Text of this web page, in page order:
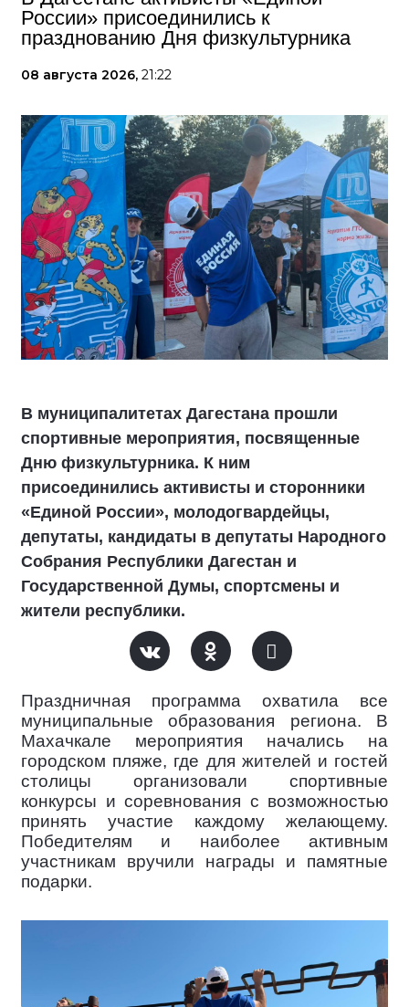
России» присоединились к
празднованию Дня физкультурника
08 августа 2026, 21:22
В муниципалитетах Дагестана прошли
спортивные мероприятия, посвященные
Дню физкультурника. К ним
присоединились активисты и сторонники
«Единой России», молодогвардейцы,
депутаты, кандидаты в депутаты Народного
Собрания Республики Дагестан и
Государственной Думы, спортсмены и
жители республики.
Праздничная программа охватила все
муниципальные образования региона. В
Махачкале мероприятия начались на
городском пляже, где для жителей и гостей
столицы организовали спортивные
конкурсы и соревнования с возможностью
принять участие каждому желающему.
Победителям и наиболее активным
участникам вручили награды и памятные
подарки.